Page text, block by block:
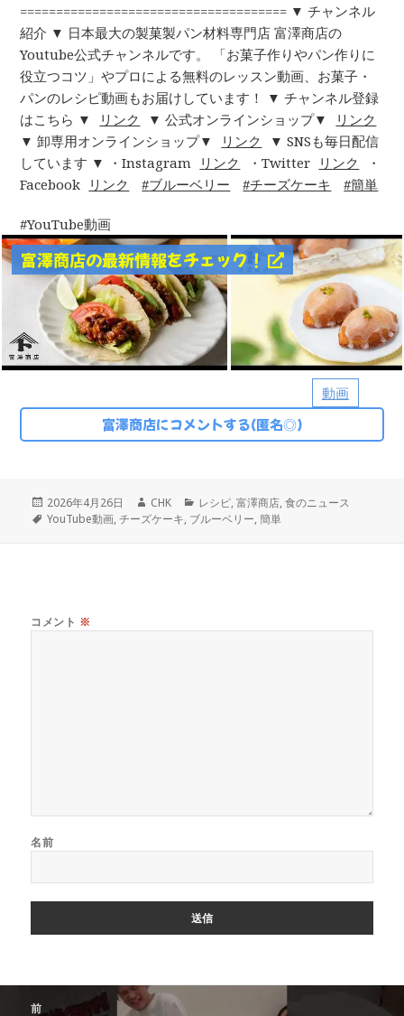
===================================== ▼ チャンネル
紹介 ▼ 日本最大の製菓製パン材料専門店 富澤商店の
Youtube公式チャンネルです。 「お菓子作りやパン作りに
役立つコツ」やプロによる無料のレッスン動画、お菓子・
パンのレシピ動画もお届けしています！ ▼ チャンネル登録
はこちら ▼
リンク ▼ 公式オンラインショップ▼
リンク
▼ 卸専用オンラインショップ▼
リンク
▼ SNSも毎日配信
しています ▼ ・Instagram
リンク ・Twitter リンク
・
Facebook リンク ブルーベリー チーズケーキ 簡単
動画
YouTube動画
富澤商店の最新情報をチェック！
富澤商店にコメントする(匿名◎)
投
稿
2026年4月26日
作
成
CHK
カ
テ
レシピ,富澤商店,食のニュース
タ
YouTube動画,チーズケーキ, ブルーベリー,簡単
コメント ※
名前
前